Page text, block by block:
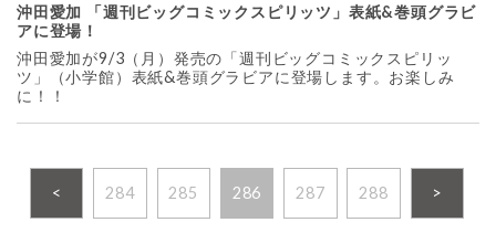
沖田愛加 「週刊ビッグコミックスピリッツ」表紙&巻頭グラビ
アに登場！
沖田愛加が9/3（月）発売の「週刊ビッグコミックスピリッ
ツ」（小学館）表紙&巻頭グラビアに登場します。お楽しみ
に！！
< 284 285 286 287 288 >